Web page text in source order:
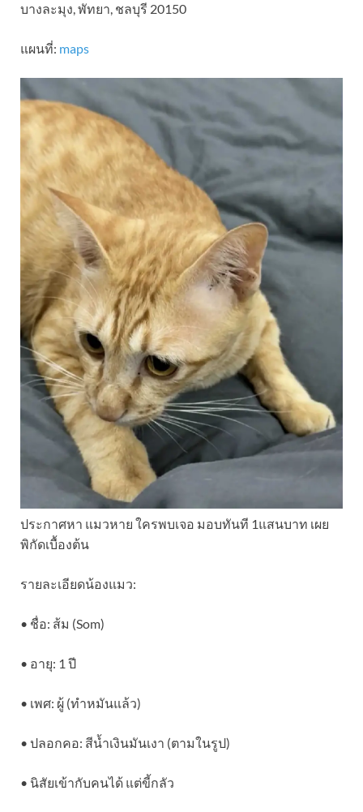
บางละมุง, พัทยา, ชลบุรี 20150
แผนที่: maps
ประกาศหา แมวหาย ใครพบเจอ มอบทันที 1แสนบาท เผย
พิกัดเบื้องต้น
รายละเอียดน้องแมว:
• ชื่อ: ส้ม (Som)
• อายุ: 1 ปี
• เพศ: ผู้ (ทำหมันแล้ว)
• ปลอกคอ: สีน้ำเงินมันเงา (ตามในรูป)
• นิสัยเข้ากับคนได้ แต่ขี้กลัว